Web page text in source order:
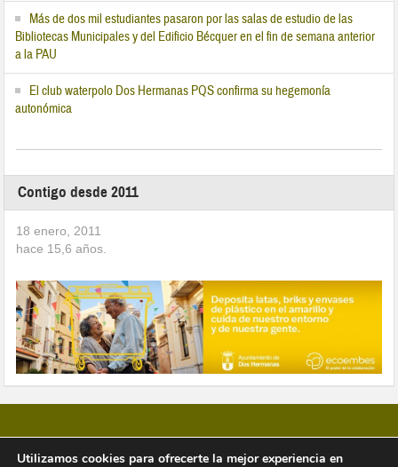
Más de dos mil estudiantes pasaron por las salas de estudio de las
Bibliotecas Municipales y del Edificio Bécquer en el fin de semana anterior
a la PAU
El club waterpolo Dos Hermanas PQS confirma su hegemonía
autonómica
Contigo desde 2011
18 enero, 2011
hace 15,6 años.
Utilizamos cookies para ofrecerte la mejor experiencia en